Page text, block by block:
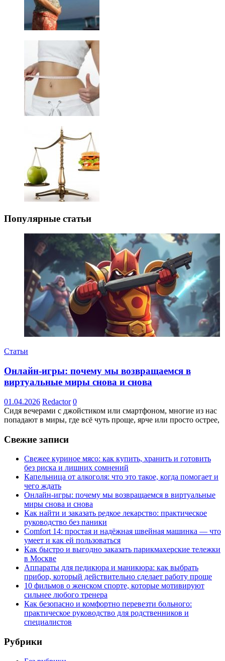
Популярные статьи
Статьи
Онлайн-игры: почему мы возвращаемся в
виртуальные миры снова и снова
01.04.2026 Redactor 0
Сидя вечерами с джойстиком или смартфоном, многие из нас
попадают в миры, где всё чуть проще, ярче или просто острее,
Свежие записи
Свежее куриное мясо: как купить, хранить и готовить
без риска и лишних сомнений
Капельница от алкоголя: что это такое, когда помогает и
чего ждать
Онлайн-игры: почему мы возвращаемся в виртуальные
миры снова и снова
Как найти и заказать редкое лекарство: практическое
руководство без паники
Comfort 14: простая и надёжная швейная машинка — что
умеет и как ей пользоваться
Как быстро и выгодно заказать парикмахерские тележки
в Москве
Аппараты для педикюра и маникюра: как выбрать
прибор, который действительно сделает работу проще
10 фильмов о женском спорте, которые мотивируют
сильнее любого тренера
Как безопасно и комфортно перевезти больного:
практическое руководство для родственников и
специалистов
Рубрики